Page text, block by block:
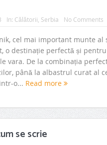
In: Călătorii Serbia No Comments
cel mai important munte al
o destinație perfectă și
vara. De la combinația
până la albastrul curat al
o... Read more
se scrie